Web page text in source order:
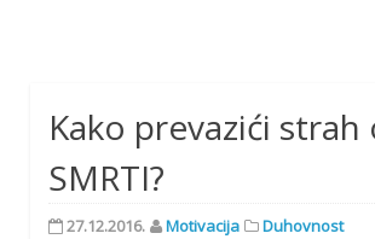
Kako prevazići strah
SMRTI?
27.12.2016. Motivacija Duhovnost